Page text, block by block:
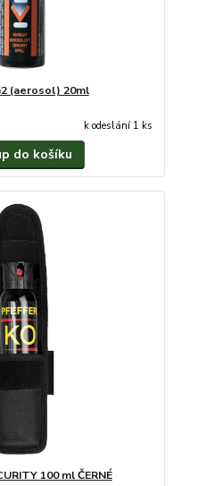
(aerosol) 20ml
k odeslání 1 ks
do košíku
100 ml ČERNÉ